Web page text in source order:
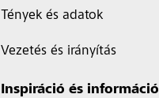
Tények és adatok
Vezetés és irányítás
Inspiráció és információ